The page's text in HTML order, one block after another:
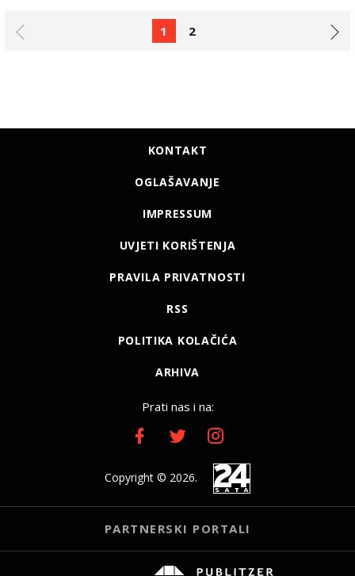
1 2
KONTAKT
OGLAŠAVANJE
IMPRESSUM
UVJETI KORIŠTENJA
PRAVILA PRIVATNOSTI
RSS
POLITIKA KOLAČIĆA
ARHIVA
Prati nas i na:
Copyright © 2026.
PARTNERSKI PORTALI